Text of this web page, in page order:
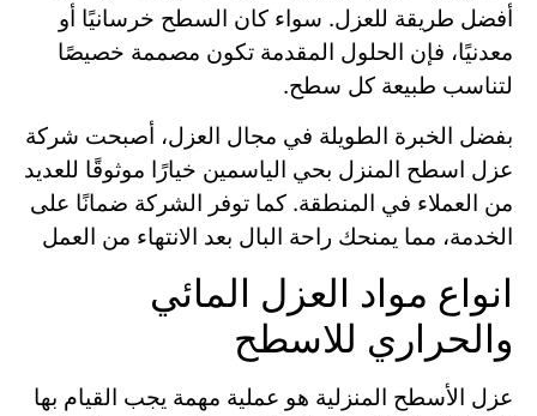
أفضل طريقة للعزل. سواء كان السطح خرسانيًا أو
معدنيًا، فإن الحلول المقدمة تكون مصممة خصيصًا
لتناسب طبيعة كل سطح.
بفضل الخبرة الطويلة في مجال العزل، أصبحت شركة
عزل اسطح المنزل بحي الياسمين خيارًا موثوقًا للعديد
من العملاء في المنطقة. كما توفر الشركة ضمانًا على
الخدمة، مما يمنحك راحة البال بعد الانتهاء من العمل
انواع مواد العزل المائي
والحراري للاسطح
عزل الأسطح المنزلية هو عملية مهمة يجب القيام بها